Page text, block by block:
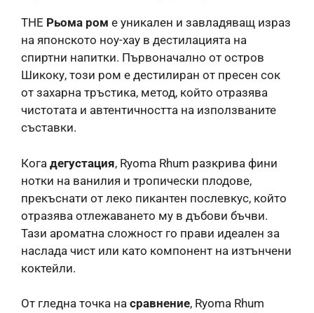
THE Рьома ром е уникален и завладяващ израз
на японското ноу-хау в дестилацията на
спиртни напитки. Първоначално от остров
Шикоку, този ром е дестилиран от пресен сок
от захарна тръстика, метод, който отразява
чистотата и автентичността на използваните
съставки.
Кога дегустация, Ryoma Rhum разкрива фини
нотки на ванилия и тропически плодове,
прекъснати от леко пикантен послевкус, който
отразява отлежаването му в дъбови бъчви.
Тази ароматна сложност го прави идеален за
наслада чист или като компонент на изтънчени
коктейли.
От гледна точка на сравнение, Ryoma Rhum